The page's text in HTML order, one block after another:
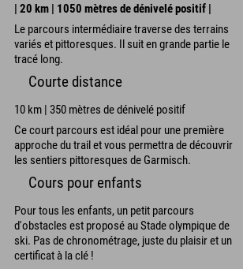
| 20 km | 1050 mètres de dénivelé positif |
Le parcours intermédiaire traverse des terrains
variés et pittoresques. Il suit en grande partie le
tracé long.
Courte distance
10 km | 350 mètres de dénivelé positif
Ce court parcours est idéal pour une première
approche du trail et vous permettra de découvrir
les sentiers pittoresques de Garmisch.
Cours pour enfants
Pour tous les enfants, un petit parcours
d'obstacles est proposé au Stade olympique de
ski. Pas de chronométrage, juste du plaisir et un
certificat à la clé !